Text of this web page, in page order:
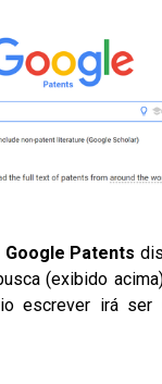
Google Patents
(exibido
escrever irá ser